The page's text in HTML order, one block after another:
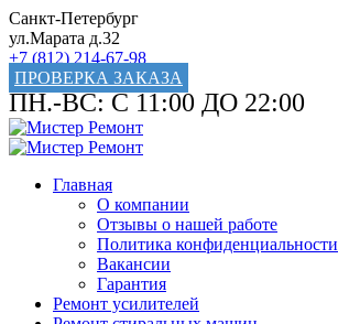
Санкт-Петербург
ул.Марата д.32
+7 (812) 214-67-98
ПРОВЕРКА ЗАКАЗА
ПН.-ВС: С 11:00 ДО 22:00
Главная
О компании
Отзывы о нашей работе
Политика конфиденциальности
Вакансии
Гарантия
Ремонт усилителей